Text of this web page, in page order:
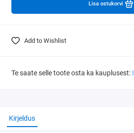
Lisa ostukorvi
Add to Wishlist
Te saate selle toote osta ka kauplusest:
Kirjeldus